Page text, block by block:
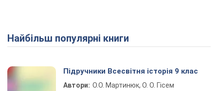
Найбільш популярні книги
Підручники Всесвітня історія 9 клас
Автори: О.О. Мартинюк, О. О. Гісем